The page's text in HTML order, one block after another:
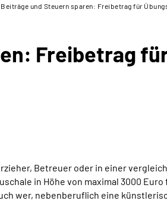
Beiträge und Steuern sparen: Freibetrag für
Freibetrag
Betreuer oder in einer
in Höhe von maximal 3000
wer, nebenberuflich eine